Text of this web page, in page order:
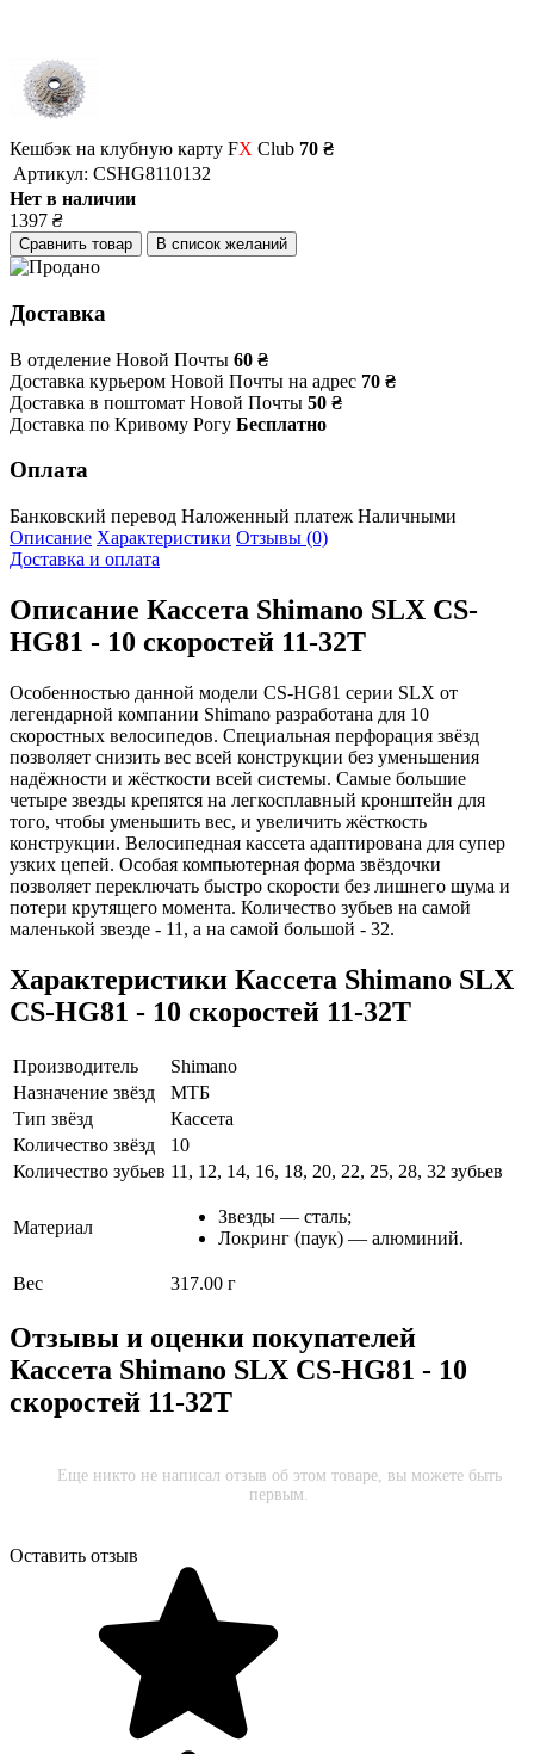
Кешбэк на клубную карту FX Club 70 ₴
Артикул: CSHG8110132
Нет в наличии
1397 ₴
Сравнить товар В список желаний
Доставка
В отделение Новой Почты 60 ₴
Доставка курьером Новой Почты на адрес 70 ₴
Доставка в поштомат Новой Почты 50 ₴
Доставка по Кривому Рогу Бесплатно
Оплата
Банковский перевод Наложенный платеж Наличными
Описание Характеристики Отзывы (0)
Доставка и оплата
Описание Кассета Shimano SLX CS-
HG81 - 10 скоростей 11-32Т
Особенностью данной модели CS-HG81 серии SLX от
легендарной компании Shimano разработана для 10
скоростных велосипедов. Специальная перфорация звёзд
позволяет снизить вес всей конструкции без уменьшения
надёжности и жёсткости всей системы. Самые большие
четыре звезды крепятся на легкосплавный кронштейн для
того, чтобы уменьшить вес, и увеличить жёсткость
конструкции. Велосипедная кассета адаптирована для супер
узких цепей. Особая компьютерная форма звёздочки
позволяет переключать быстро скорости без лишнего шума и
потери крутящего момента. Количество зубьев на самой
маленькой звезде - 11, а на самой большой - 32.
Характеристики Кассета Shimano SLX
CS-HG81 - 10 скоростей 11-32Т
Производитель
Shimano
Назначение звёзд
МТБ
Тип звёзд
Кассета
Количество звёзд
10
Количество зубьев 11, 12, 14, 16, 18, 20, 22, 25, 28, 32 зубьев
Материал
Звезды — сталь;
Локринг (паук) — алюминий.
Вес 317.00 г
Отзывы и оценки покупателей
Кассета Shimano SLX CS-HG81 - 10
скоростей 11-32Т
Еще никто не написал отзыв об этом товаре, вы можете быть
первым.
Оставить отзыв